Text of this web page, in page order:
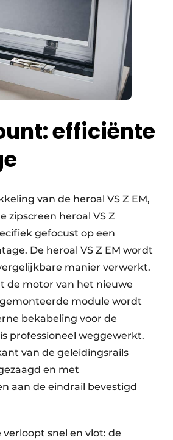
efficiënte
van de heroal VS Z EM,
zipscreen heroal VS Z
gefocust op een
De heroal VS Z EM wordt
manier verwerkt.
de motor van het nieuwe
module wordt
bekabeling voor de
professioneel weggewerkt.
van de geleidingsrails
en met
aan de eindrail bevestigd
snel en vlot: de